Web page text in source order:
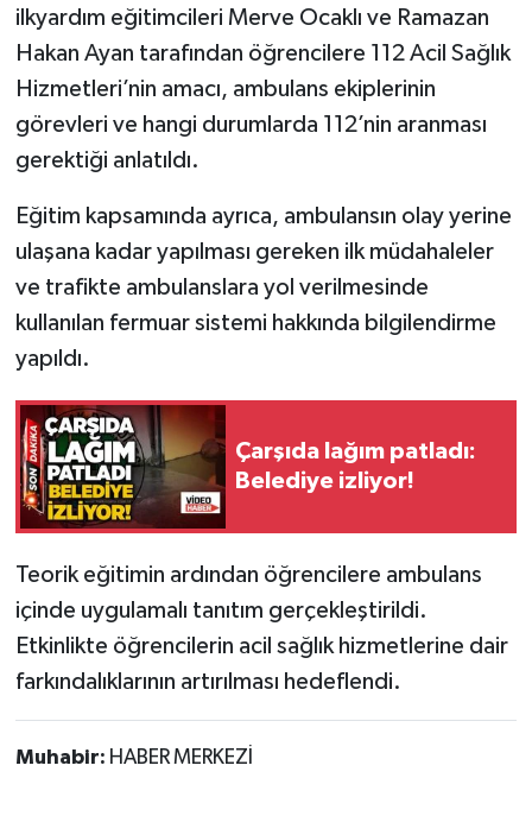
ilkyardım eğitimcileri Merve Ocaklı ve Ramazan
Hakan Ayan tarafından öğrencilere 112 Acil Sağlık
Hizmetleri’nin amacı, ambulans ekiplerinin
görevleri ve hangi durumlarda 112’nin aranması
gerektiği anlatıldı.
Eğitim kapsamında ayrıca, ambulansın olay yerine
ulaşana kadar yapılması gereken ilk müdahaleler
ve trafikte ambulanslara yol verilmesinde
kullanılan fermuar sistemi hakkında bilgilendirme
yapıldı.
Çarşıda lağım patladı:
Belediye izliyor!
Teorik eğitimin ardından öğrencilere ambulans
içinde uygulamalı tanıtım gerçekleştirildi.
Etkinlikte öğrencilerin acil sağlık hizmetlerine dair
farkındalıklarının artırılması hedeflendi.
Muhabir: HABER MERKEZİ
Kültür - Sanat
Politika
Resmi İlan
Röportaj
Sağlık
SİYASET
Spor
Ulusal